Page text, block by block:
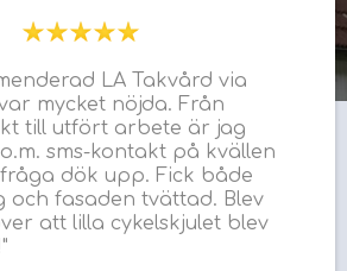
LA Takvård via
mycket nöjda. Från
till utfört arbete är jag
sms-kontakt på kvällen
dök upp. Fick både
och fasaden tvättad. Blev
att lilla cykelskjulet blev